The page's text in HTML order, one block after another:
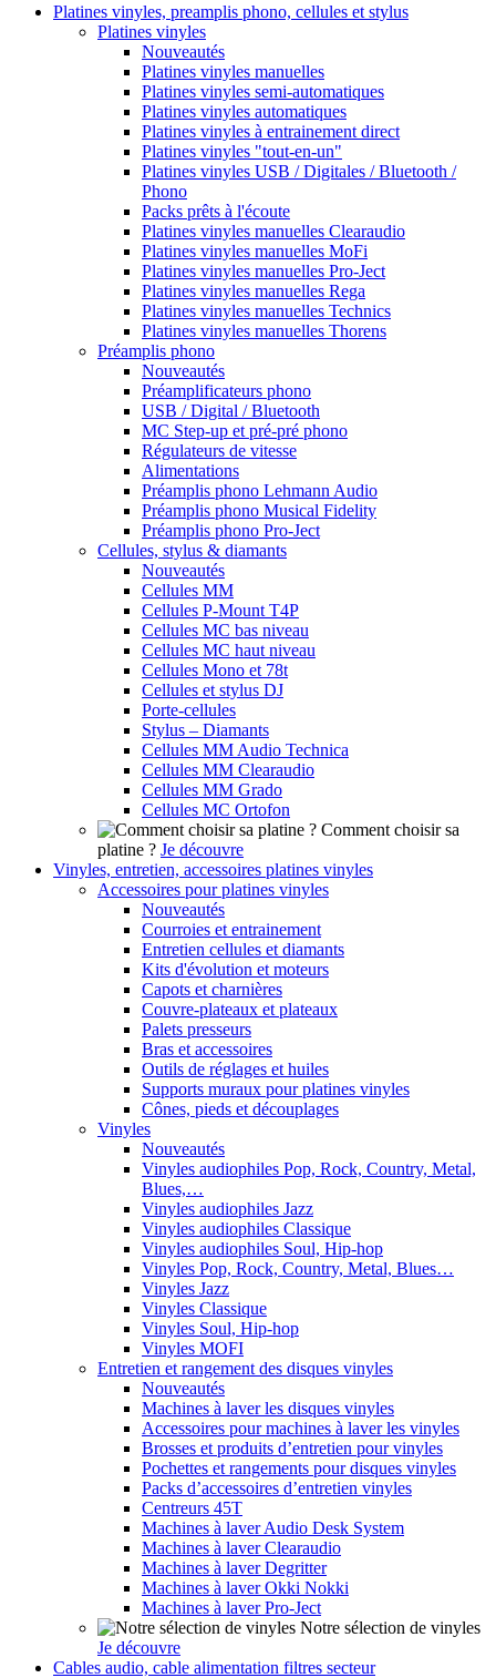
Platines vinyles, preamplis phono, cellules et stylus
Platines vinyles
Nouveautés
Platines vinyles manuelles
Platines vinyles semi-automatiques
Platines vinyles automatiques
Platines vinyles à entrainement direct
Platines vinyles "tout-en-un"
Platines vinyles USB / Digitales / Bluetooth /
Phono
Packs prêts à l'écoute
Platines vinyles manuelles Clearaudio
Platines vinyles manuelles MoFi
Platines vinyles manuelles Pro-Ject
Platines vinyles manuelles Rega
Platines vinyles manuelles Technics
Platines vinyles manuelles Thorens
Préamplis phono
Nouveautés
Préamplificateurs phono
USB / Digital / Bluetooth
MC Step-up et pré-pré phono
Régulateurs de vitesse
Alimentations
Préamplis phono Lehmann Audio
Préamplis phono Musical Fidelity
Préamplis phono Pro-Ject
Cellules, stylus & diamants
Nouveautés
Cellules MM
Cellules P-Mount T4P
Cellules MC bas niveau
Cellules MC haut niveau
Cellules Mono et 78t
Cellules et stylus DJ
Porte-cellules
Stylus – Diamants
Cellules MM Audio Technica
Cellules MM Clearaudio
Cellules MM Grado
Cellules MC Ortofon
Comment choisir sa
platine ? Je découvre
Vinyles, entretien, accessoires platines vinyles
Accessoires pour platines vinyles
Nouveautés
Courroies et entrainement
Entretien cellules et diamants
Kits d'évolution et moteurs
Capots et charnières
Couvre-plateaux et plateaux
Palets presseurs
Bras et accessoires
Outils de réglages et huiles
Supports muraux pour platines vinyles
Cônes, pieds et découplages
Vinyles
Nouveautés
Vinyles audiophiles Pop, Rock, Country, Metal,
Blues,…
Vinyles audiophiles Jazz
Vinyles audiophiles Classique
Vinyles audiophiles Soul, Hip-hop
Vinyles Pop, Rock, Country, Metal, Blues…
Vinyles Jazz
Vinyles Classique
Vinyles Soul, Hip-hop
Vinyles MOFI
Entretien et rangement des disques vinyles
Nouveautés
Machines à laver les disques vinyles
Accessoires pour machines à laver les vinyles
Brosses et produits d’entretien pour vinyles
Pochettes et rangements pour disques vinyles
Packs d’accessoires d’entretien vinyles
Centreurs 45T
Machines à laver Audio Desk System
Machines à laver Clearaudio
Machines à laver Degritter
Machines à laver Okki Nokki
Machines à laver Pro-Ject
Notre sélection de vinyles
Je découvre
Cables audio, cable alimentation filtres secteur